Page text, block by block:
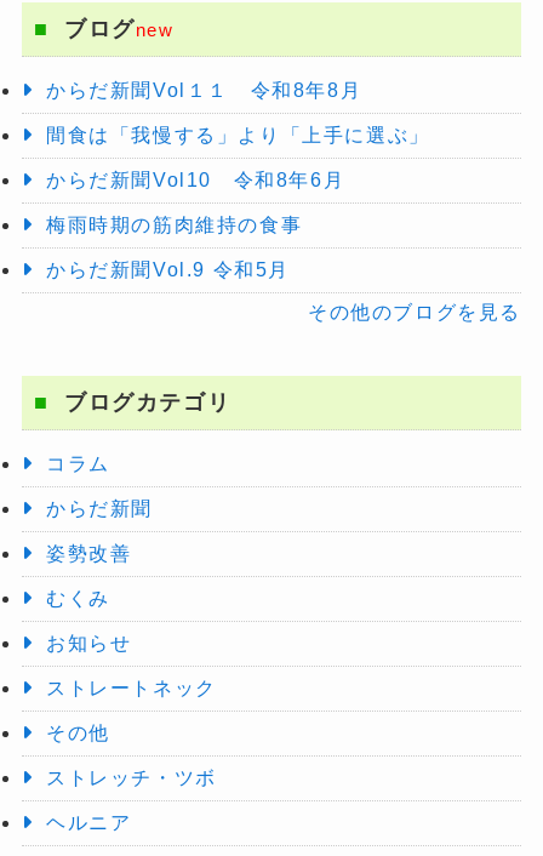
ブログnew
からだ新聞Vol１１ 令和8年8月
間食は「我慢する」より「上手に選ぶ」
からだ新聞Vol10 令和8年6月
梅雨時期の筋肉維持の食事
からだ新聞Vol.9 令和5月
その他のブログを見る
ブログカテゴリ
コラム
からだ新聞
姿勢改善
むくみ
お知らせ
ストレートネック
その他
ストレッチ・ツボ
ヘルニア